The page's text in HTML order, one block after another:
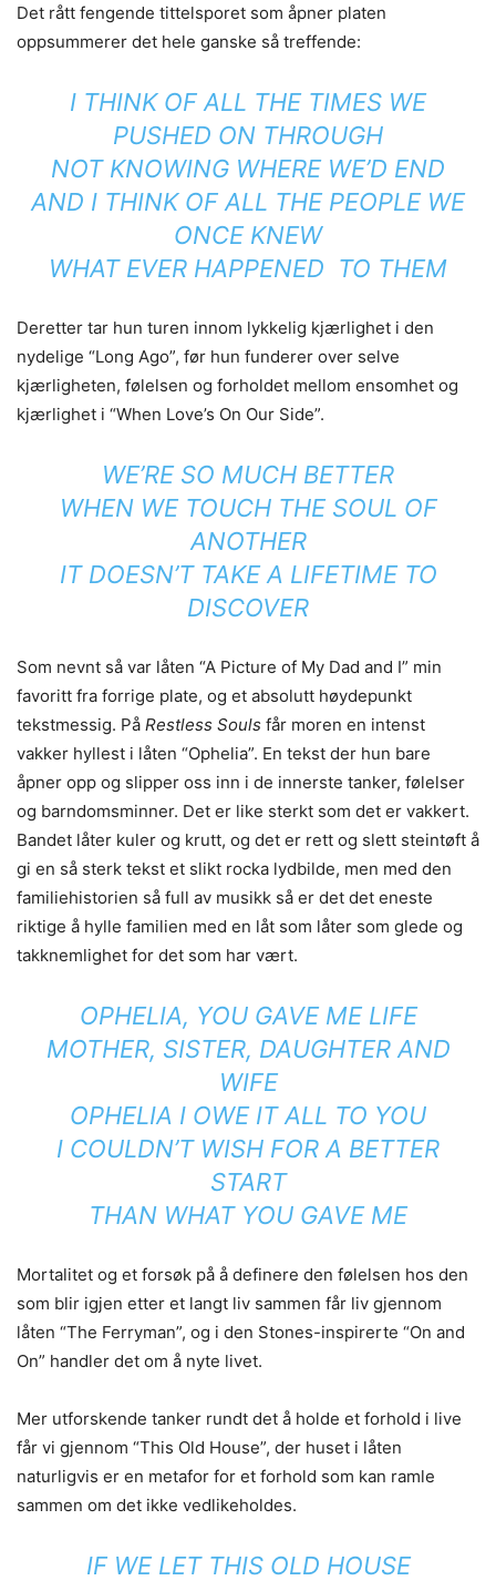
Det rått fengende tittelsporet som åpner platen
oppsummerer det hele ganske så treffende:
I THINK OF ALL THE TIMES WE
PUSHED ON THROUGH
NOT KNOWING WHERE WE’D END
AND I THINK OF ALL THE PEOPLE WE
ONCE KNEW
WHAT EVER HAPPENED TO THEM
Deretter tar hun turen innom lykkelig kjærlighet i den
nydelige “Long Ago”, før hun funderer over selve
kjærligheten, følelsen og forholdet mellom ensomhet og
kjærlighet i “When Love’s On Our Side”.
WE’RE SO MUCH BETTER
WHEN WE TOUCH THE SOUL OF
ANOTHER
IT DOESN’T TAKE A LIFETIME TO
DISCOVER
Som nevnt så var låten “A Picture of My Dad and I” min
favoritt fra forrige plate, og et absolutt høydepunkt
tekstmessig. På Restless Souls får moren en intenst
vakker hyllest i låten “Ophelia”. En tekst der hun bare
åpner opp og slipper oss inn i de innerste tanker, følelser
og barndomsminner. Det er like sterkt som det er vakkert.
Bandet låter kuler og krutt, og det er rett og slett steintøft å
gi en så sterk tekst et slikt rocka lydbilde, men med den
familiehistorien så full av musikk så er det det eneste
riktige å hylle familien med en låt som låter som glede og
takknemlighet for det som har vært.
OPHELIA, YOU GAVE ME LIFE
MOTHER, SISTER, DAUGHTER AND
WIFE
OPHELIA I OWE IT ALL TO YOU
I COULDN’T WISH FOR A BETTER
START
THAN WHAT YOU GAVE ME
Mortalitet og et forsøk på å definere den følelsen hos den
som blir igjen etter et langt liv sammen får liv gjennom
låten “The Ferryman”, og i den Stones-inspirerte “On and
On” handler det om å nyte livet.
Mer utforskende tanker rundt det å holde et forhold i live
får vi gjennom “This Old House”, der huset i låten
naturligvis er en metafor for et forhold som kan ramle
sammen om det ikke vedlikeholdes.
IF WE LET THIS OLD HOUSE